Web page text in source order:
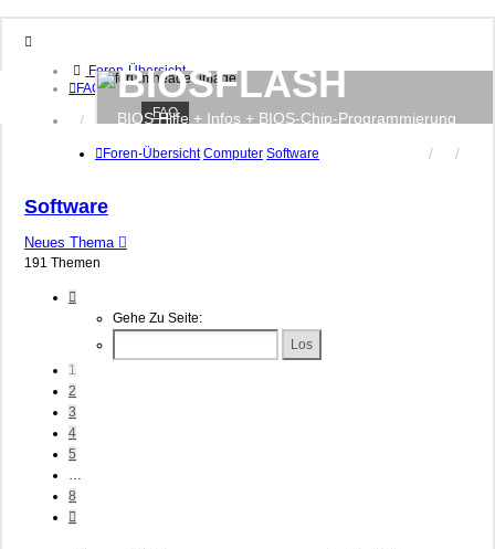
Foren-Übersicht
FAQ
Anmelden
BIOSFLASH
BIOS Hilfe + Infos + BIOS-Chip-Programmierung
FAQ
Foren-Übersicht Computer Software
Software
Neues Thema
191 Themen
Gehe Zu Seite:
1
2
3
4
5
…
8